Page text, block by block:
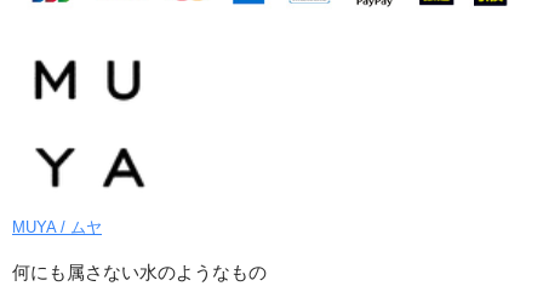
MUYA / ムヤ
何にも属さない水のようなもの